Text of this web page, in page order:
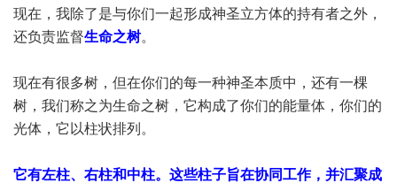
现在，我除了是与你们一起形成神圣立方体的持有者之外，
还负责监督生命之树。
现在有很多树，但在你们的每一种神圣本质中，还有一棵
树，我们称之为生命之树，它构成了你们的能量体，你们的
光体，它以柱状排列。
它有左柱、右柱和中柱。这些柱子旨在协同工作，并汇聚成